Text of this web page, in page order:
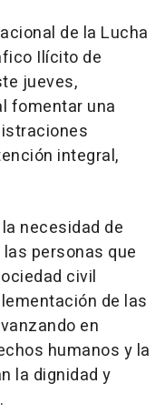
de la Lucha
Ilícito de
jueves,
fomentar una
integral,
necesidad de
personas que
civil
de las
en
humanos y la
la dignidad y